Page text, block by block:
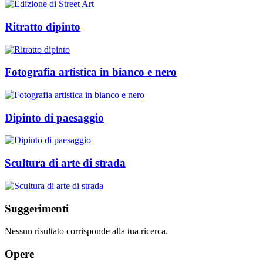
Ritratto dipinto
Fotografia artistica in bianco e nero
Dipinto di paesaggio
Scultura di arte di strada
Suggerimenti
Nessun risultato corrisponde alla tua ricerca.
Opere